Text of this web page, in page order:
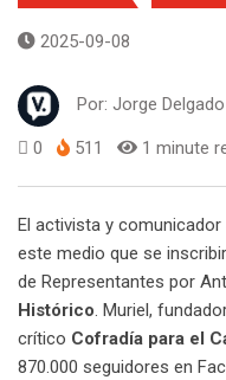
2025-09-08
Por: Jorge Delgado
0 511 1 minute
El activista y comunicador
este medio que se
de Representantes por
Histórico. Muriel,
crítico Cofradía para el
870.000 seguidores en